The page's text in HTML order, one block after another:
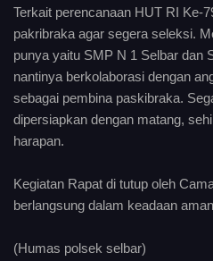
Terkait perencanaan HUT RI Ke-
pakribraka agar segera seleksi.
punya yaitu SMP N 1 Selbar dan
nantinya berkolaborasi dengan
sebagai pembina paskibraka.
dipersiapkan dengan matang,
harapan.
Kegiatan Rapat di tutup oleh
berlangsung dalam keadaan
(Humas polsek selbar)